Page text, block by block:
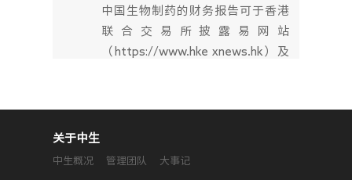
中国生物制药的财务报告可于香港
联合交易所披露易网站
（https://www.hke xnews.hk）及
阅或下载。
关于中生
中生概况 管理团队 大事记